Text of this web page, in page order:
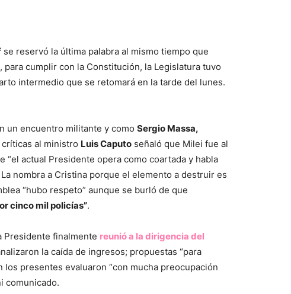
se reservó la última palabra al mismo tiempo que
cumplir con la Constitución, la Legislatura tuvo
intermedio que se retomará en la tarde del lunes.
un encuentro militante y como Sergio Massa,
críticas al ministro Luis Caputo señaló que Milei fue al
“el actual Presidente opera como coartada y habla
nombra a Cristina porque el elemento a destruir es
“hubo respeto” aunque se burló de que
cinco mil policías”.
Presidente finalmente reunió a la dirigencia del
la caída de ingresos; propuestas “para
presentes evaluaron “con mucha preocupación
comunicado.